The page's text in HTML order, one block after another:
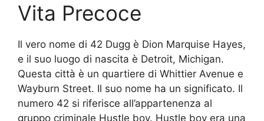
Vita Precoce
Il vero nome di 42 Dugg è Dion Marquise Hayes,
e il suo luogo di nascita è Detroit, Michigan.
Questa città è un quartiere di Whittier Avenue e
Wayburn Street. Il suo nome ha un significato. Il
numero 42 si riferisce all’appartenenza al
gruppo criminale Hustle boy. Hustle boy era una